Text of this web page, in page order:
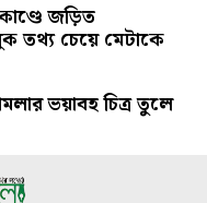
জড়িত
তথ্য চেয়ে মেটাকে
ভয়াবহ চিত্র তুলে